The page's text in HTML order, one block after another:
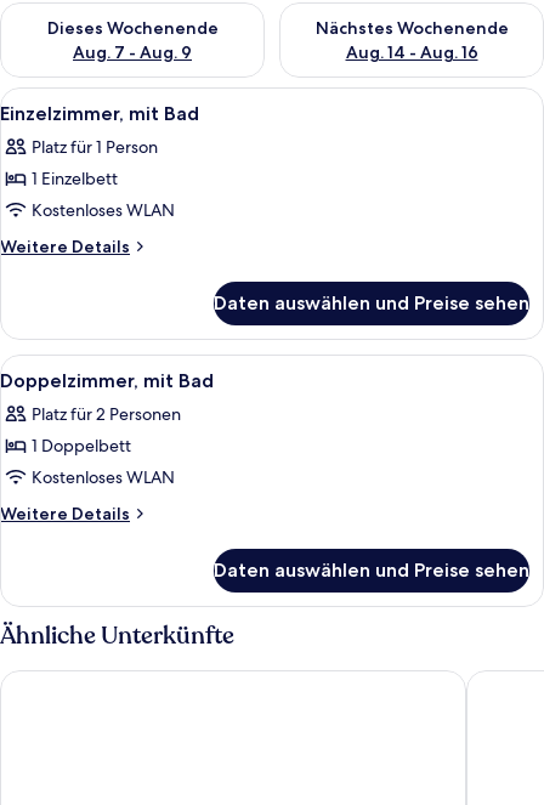
Dieses Wochenende
Aug. 7 - Aug. 9
Überprüfe die Verfügbarkeit für dieses Wochenende, Aug. 7
Nächstes Wochenende
Aug. 14 - Aug. 16
Überprüfe die Verfügbarkeit
Alle
Fotos
für
Einzelzimmer,
mit
Bad
Ein kleines, ordentlich bezogenes
3
Einzelzimmer, mit Bad
Platz für 1 Person
1 Einzelbett
Kostenloses WLAN
Weitere Details
Weitere
mit
Bad
Daten auswählen und Preise sehen
Alle
Fotos
für
Doppelzimmer,
mit
Bad
Ein Hotelzimmer mit Bett,
4
Doppelzimmer, mit Bad
Platz für 2 Personen
1 Doppelbett
Kostenloses WLAN
Weitere Details
Weitere
mit
Bad
Daten auswählen und Preise sehen
Ähnliche Unterkünfte
Rheinischer Hof Dormagen Hotel